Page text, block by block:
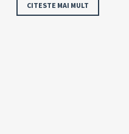
CITESTE MAI MULT